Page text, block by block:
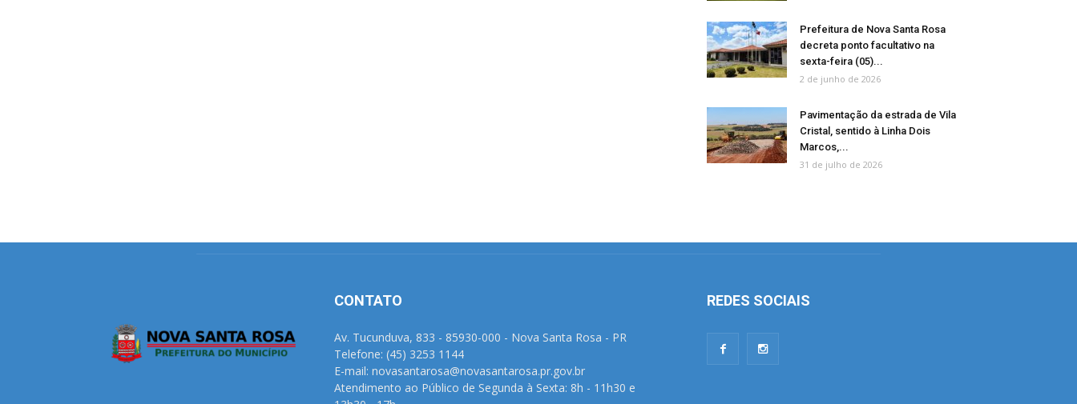
Prefeitura de Nova Santa Rosa
decreta ponto facultativo na
sexta-feira (05)...
2 de junho de 2026
Pavimentação da estrada de Vila
Cristal, sentido à Linha Dois
Marcos,...
31 de julho de 2026
CONTATO
Av. Tucunduva, 833 - 85930-000 - Nova Santa Rosa - PR
Telefone: (45) 3253 1144
E-mail: novasantarosa@novasantarosa.pr.gov.br
Atendimento ao Público de Segunda à Sexta: 8h - 11h30 e
REDES SOCIAIS